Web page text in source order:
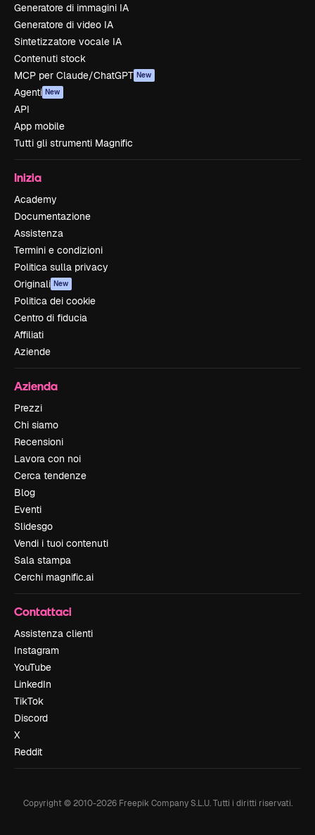
Generatore di immagini IA
Generatore di video IA
Sintetizzatore vocale IA
Contenuti stock
MCP per Claude/ChatGPT New
Agenti New
API
App mobile
Tutti gli strumenti Magnific
Inizia
Academy
Documentazione
Assistenza
Termini e condizioni
Politica sulla privacy
Originali New
Politica dei cookie
Centro di fiducia
Affiliati
Aziende
Azienda
Prezzi
Chi siamo
Recensioni
Lavora con noi
Cerca tendenze
Blog
Eventi
Slidesgo
Vendi i tuoi contenuti
Sala stampa
Cerchi magnific.ai
Contattaci
Assistenza clienti
Instagram
YouTube
LinkedIn
TikTok
Discord
X
Reddit
Copyright © 2010-2026Freepik Company S.L.U. Tutti i diritti riservati.